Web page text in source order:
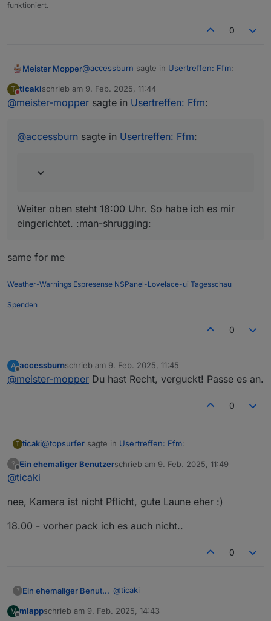
funktioniert.
0
Meister Mopper@accessburn sagte in Usertreffen: Ffm:
Reminder für heute (09.02.) 16 Uhr
Meeting link:
https://teams.live.com/meet/9321
mir eingerichtet. :man-shrugging:
T
Nicht stören
ticakischrieb am 9. Feb. 2025, 11:44
zuletzt editiert von
@meister-mopper sagte in Usertreffen: Ffm:
@accessburn sagte in Usertreffen: Ffm:
Weiter oben steht 18:00 Uhr. So habe ich es mir
eingerichtet. :man-shrugging:
same for me
Weather-Warnings Espresense NSPanel-Lovelace-ui Tagesschau
Spenden
0
A
Offline
accessburnschrieb am 9. Feb. 2025, 11:45
zuletzt editiert von
@meister-mopper Du hast Recht, verguckt! Passe es an.
0
T ticaki@topsurfer sagte in Usertreffen: Ffm:
anschliessen (die Schärfe ist aber auch 20cm
Entfernung HW-seitig eingestellt ;-) )
Ich hoffe nicht das Kamera pflicht ist, a hab keine und b
muss ich dann ja rasieren
?
Offline
Ein ehemaliger Benutzerschrieb am 9. Feb. 2025, 11:49
zuletzt editiert von
@ticaki
nee, Kamera ist nicht Pflicht, gute Laune eher :)
18.00 - vorher pack ich es auch nicht..
0
? Ein ehemaliger Benutzer @ticaki
nee, Kamera ist nicht Pflicht, gute
M mlappschrieb am 9. Feb. 2025, 14:43
zuletzt editiert von